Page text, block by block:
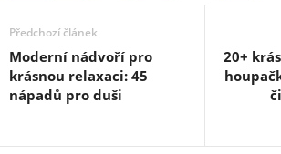
Předchozí článek
Moderní nádvoří pro
krásnou relaxaci: 45
nápadů pro duši
20+